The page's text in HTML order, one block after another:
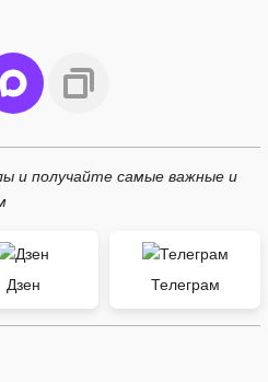
и получайте самые важные и
Дзен Телеграм